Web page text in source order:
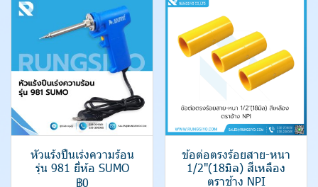
หัวแร้งปืนเร่งความร้อน
รุ่น 981 ยี่ห้อ SUMO
฿0
ข้อต่อตรงร้อยสาย-หนา
1/2"(18มิล) สีเหลือง
ตราช้าง NPI